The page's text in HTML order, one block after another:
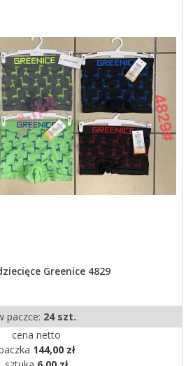
Greenice 4829
paczce: 24 szt.
cena netto
144,00 zł